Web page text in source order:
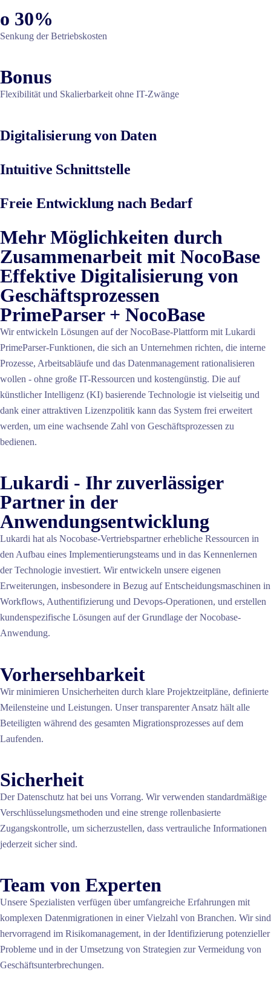
o 30%
Senkung der Betriebskosten
Bonus
Flexibilität und Skalierbarkeit ohne IT-Zwänge
Digitalisierung von Daten
Intuitive Schnittstelle
Freie Entwicklung nach Bedarf
Mehr Möglichkeiten durch
Zusammenarbeit mit NocoBase
Effektive Digitalisierung von
Geschäftsprozessen
PrimeParser + NocoBase
Wir entwickeln Lösungen auf der NocoBase-Plattform mit Lukardi
PrimeParser-Funktionen, die sich an Unternehmen richten, die interne
Prozesse, Arbeitsabläufe und das Datenmanagement rationalisieren
wollen - ohne große IT-Ressourcen und kostengünstig. Die auf
künstlicher Intelligenz (KI) basierende Technologie ist vielseitig und
dank einer attraktiven Lizenzpolitik kann das System frei erweitert
werden, um eine wachsende Zahl von Geschäftsprozessen zu
bedienen.
Lukardi - Ihr zuverlässiger
Partner in der
Anwendungsentwicklung
Lukardi hat als Nocobase-Vertriebspartner erhebliche Ressourcen in
den Aufbau eines Implementierungsteams und in das Kennenlernen
der Technologie investiert. Wir entwickeln unsere eigenen
Erweiterungen, insbesondere in Bezug auf Entscheidungsmaschinen in
Workflows, Authentifizierung und Devops-Operationen, und erstellen
kundenspezifische Lösungen auf der Grundlage der Nocobase-
Anwendung.
Vorhersehbarkeit
Wir minimieren Unsicherheiten durch klare Projektzeitpläne, definierte
Meilensteine und Leistungen. Unser transparenter Ansatz hält alle
Beteiligten während des gesamten Migrationsprozesses auf dem
Laufenden.
Sicherheit
Der Datenschutz hat bei uns Vorrang. Wir verwenden standardmäßige
Verschlüsselungsmethoden und eine strenge rollenbasierte
Zugangskontrolle, um sicherzustellen, dass vertrauliche Informationen
jederzeit sicher sind.
Team von Experten
Unsere Spezialisten verfügen über umfangreiche Erfahrungen mit
komplexen Datenmigrationen in einer Vielzahl von Branchen. Wir sind
hervorragend im Risikomanagement, in der Identifizierung potenzieller
Probleme und in der Umsetzung von Strategien zur Vermeidung von
Geschäftsunterbrechungen.